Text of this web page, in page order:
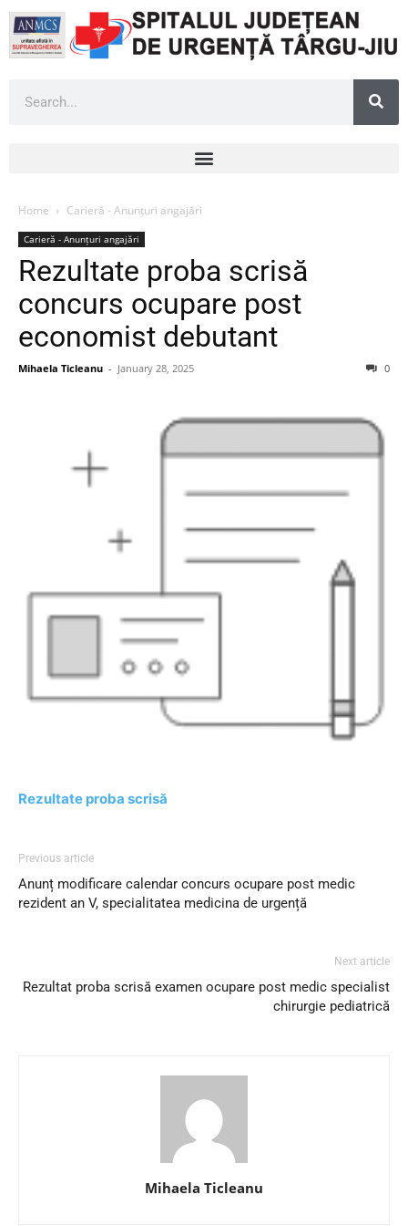
Home Carieră - Anunțuri angajări
Carieră - Anunțuri angajări
Rezultate proba scrisă
concurs ocupare post
economist debutant
Mihaela Ticleanu - January 28, 2025 0
Rezultate proba scrisă
Previous article
Anunț modificare calendar concurs ocupare post medic
rezident an V, specialitatea medicina de urgență
Next article
Rezultat proba scrisă examen ocupare post medic specialist
chirurgie pediatrică
Mihaela Ticleanu